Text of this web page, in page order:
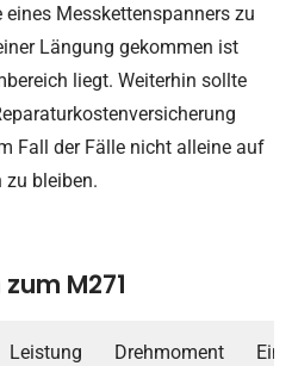
Messkettenspanners zu
Längung gekommen ist
liegt. Weiterhin sollte
Fall der Fälle nicht alleine auf
zu bleiben.
M271
Leistung Drehmoment